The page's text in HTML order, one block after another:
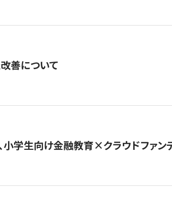
善について
小学生向け金融教育×クラウドファン